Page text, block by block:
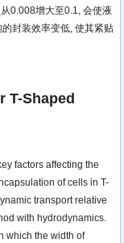
从0.008增大至0.1, 会使液
封装效率变低, 使其紧贴
T-Shaped
factors affecting the
of cells in T-
transport relative
with hydrodynamics.
which the width of